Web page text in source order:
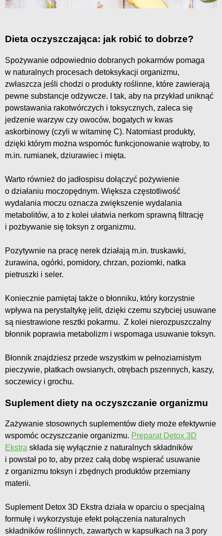
Dieta oczyszczająca: jak robić to dobrze?
Spożywanie odpowiednio dobranych pokarmów pomaga
w naturalnych procesach detoksykacji organizmu,
zwłaszcza jeśli chodzi o produkty roślinne, które zawierają
pewne substancje odżywcze. I tak, aby na przykład uniknąć
powstawania rakotwórczych i toksycznych, zaleca się
jedzenie warzyw czy owoców, bogatych w kwas
askorbinowy (czyli w witaminę C). Natomiast produkty,
dzięki którym można wspomóc funkcjonowanie wątroby, to
m.in. rumianek, dziurawiec i mięta.
Warto również do jadłospisu dołączyć pożywienie
o działaniu moczopędnym. Większa częstotliwość
wydalania moczu oznacza zwiększenie wydalania
metabolitów, a to z kolei ułatwia nerkom sprawną filtrację
i pozbywanie się toksyn z organizmu.
Pozytywnie na pracę nerek działają m.in. truskawki,
żurawina, ogórki, pomidory, chrzan, poziomki, natka
pietruszki i seler.
Koniecznie pamiętaj także o błonniku, który korzystnie
wpływa na perystaltykę jelit, dzięki czemu szybciej usuwane
są niestrawione resztki pokarmu. Z kolei nierozpuszczalny
błonnik poprawia metabolizm i wspomaga usuwanie toksyn.
Błonnik znajdziesz przede wszystkim w pełnoziarnistym
pieczywie, płatkach owsianych, otrębach pszennych, kaszy,
soczewicy i grochu.
Suplement diety na oczyszczanie organizmu
Zażywanie stosownych suplementów diety może efektywnie
wspomóc oczyszczanie organizmu. Preparat Detox 3D
Ekstra składa się wyłącznie z naturalnych składników
i powstał po to, aby przez całą dobę wspierać usuwanie
z organizmu toksyn i zbędnych produktów przemiany
materii.
Suplement Detox 3D Ekstra działa w oparciu o specjalną
formułę i wykorzystuje efekt połączenia naturalnych
składników roślinnych, zawartych w kapsułkach na 3 pory